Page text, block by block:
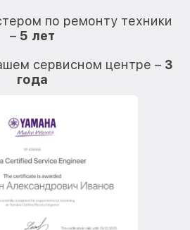
по ремонту техники
– 5 лет
сервисном центре – 3
года